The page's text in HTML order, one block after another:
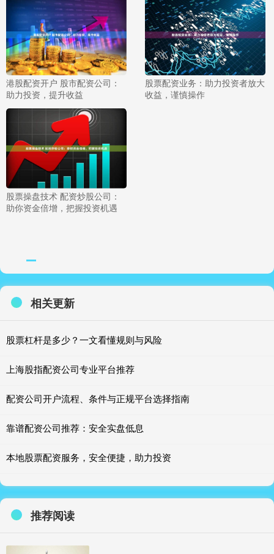
港股配资开户 股市配资公司：
助力投资，提升收益
股票配资业务：助力投资者放大
收益，谨慎操作
股票操盘技术 配资炒股公司：
助你资金倍增，把握投资机遇
相关更新
股票杠杆是多少？一文看懂规则与风险
上海股指配资公司专业平台推荐
配资公司开户流程、条件与正规平台选择指南
靠谱配资公司推荐：安全实盘低息
本地股票配资服务，安全便捷，助力投资
推荐阅读